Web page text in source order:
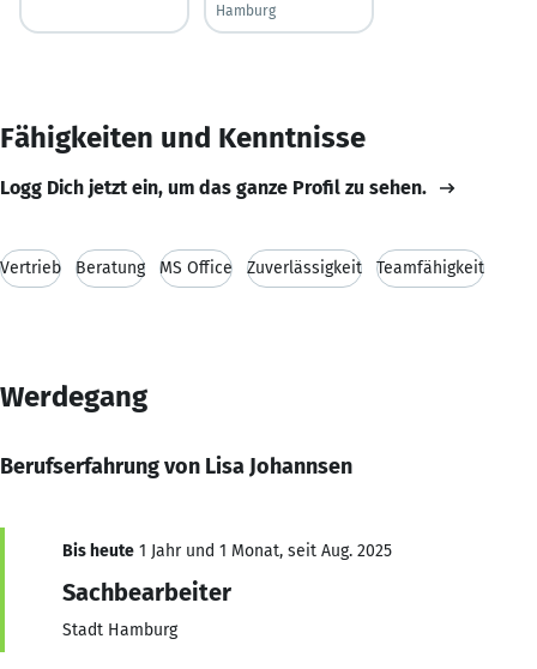
Hamburg
Fähigkeiten und Kenntnisse
Logg Dich jetzt ein, um das ganze Profil zu sehen.
Vertrieb Beratung MS Office Zuverlässigkeit Teamfähigkeit
Werdegang
Berufserfahrung von Lisa Johannsen
Bis heute 1 Jahr und 1 Monat, seit Aug. 2025
Sachbearbeiter
Stadt Hamburg